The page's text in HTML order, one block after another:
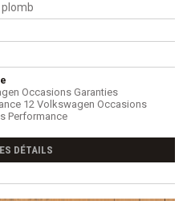
plomb
Occasions Garanties
12 Volkswagen Occasions
Performance
DÉTAILS